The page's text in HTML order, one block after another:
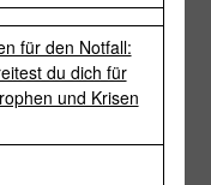
für den Notfall:
du dich für
und Krisen